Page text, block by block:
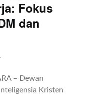
Fokus
dan
– Dewan
Kristen